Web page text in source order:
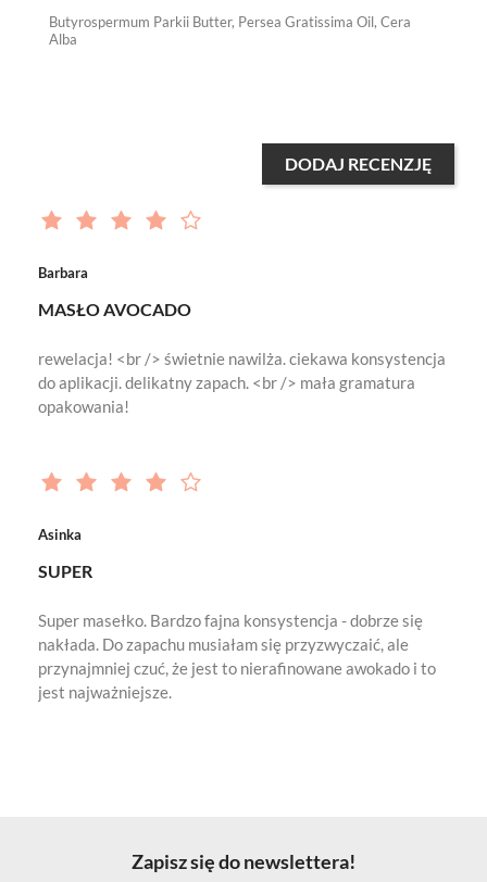
Butyrospermum Parkii Butter, Persea Gratissima Oil, Cera
Alba
DODAJ RECENZJĘ
Barbara
MASŁO AVOCADO
rewelacja! <br /> świetnie nawilża. ciekawa konsystencja
do aplikacji. delikatny zapach. <br /> mała gramatura
opakowania!
Asinka
SUPER
Super masełko. Bardzo fajna konsystencja - dobrze się
nakłada. Do zapachu musiałam się przyzwyczaić, ale
przynajmniej czuć, że jest to nierafinowane awokado i to
jest najważniejsze.
Zapisz się do newslettera!